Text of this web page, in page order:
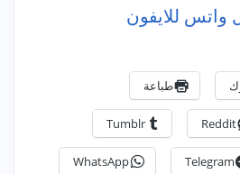
واتس للايفون
طباعة
Reddit
Tumblr
Telegram
WhatsApp